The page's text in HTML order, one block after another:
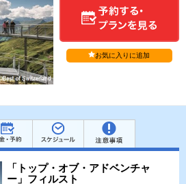
お気に入りに追加
「トップ・オブ・アドベンチャ
ー」フィルスト